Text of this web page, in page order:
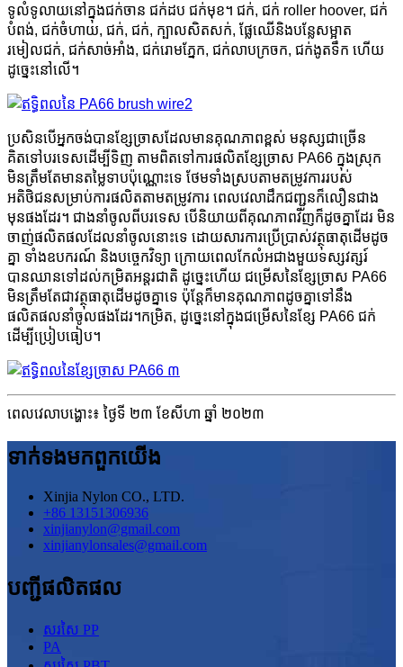
ទូលំទូលាយនៅក្នុងជក់ចាន ជក់ដប ជក់មុខ។ ជក់, ជក់ roller hoover, ជក់
បំពង់, ជក់ចំហាយ, ជក់, ជក់, ក្បាលសិតសក់, ផ្លែឈើនិងបន្លែសម្អាត
រមៀលជក់, ជក់សាច់អាំង, ជក់រោមភ្នែក, ជក់លាបក្រចក, ជក់ងូតទឹក ហើយ
ដូច្នេះនៅលើ។
ប្រសិនបើអ្នកចង់បានខ្សែច្រាសដែលមានគុណភាពខ្ពស់ មនុស្សជាច្រើន
គិតទៅបរទេសដើម្បីទិញ តាមពិតទៅការផលិតខ្សែច្រាស PA66 ក្នុងស្រុក
មិនត្រឹមតែមានតម្លៃទាបប៉ុណ្ណោះទេ ថែមទាំងស្របតាមតម្រូវការរបស់
អតិថិជនសម្រាប់ការផលិតតាមតម្រូវការ ពេលវេលាដឹកជញ្ជូនក៏លឿនជាង
មុនផងដែរ។ ជាងនាំចូលពីបរទេស បើនិយាយពីគុណភាពវិញក៏ដូចគ្នាដែរ មិន
ចាញ់ផលិតផលដែលនាំចូលនោះទេ ដោយសារការប្រើប្រាស់វត្ថុធាតុដើមដូច
គ្នា ទាំងឧបករណ៍ និងបច្ចេកវិទ្យា ក្រោយពេលកែលំអជាងមួយទស្សវត្សរ៍
បានឈានទៅដល់កម្រិតអន្តរជាតិ ដូច្នេះហើយ ជម្រើសនៃខ្សែច្រាស PA66
មិនត្រឹមតែជាវត្ថុធាតុដើមដូចគ្នាទេ ប៉ុន្តែក៏មានគុណភាពដូចគ្នាទៅនឹង
ផលិតផលនាំចូលផងដែរ។កម្រិត, ដូច្នេះនៅក្នុងជម្រើសនៃខ្សែ PA66 ជក់
ដើម្បីប្រៀបធៀប។
ពេលវេលាបង្ហោះ៖ ថ្ងៃទី ២៣ ខែសីហា ឆ្នាំ ២០២៣
ទាក់ទង​មក​ពួក​យើង
Xinjia Nylon CO., LTD.
+86 13151306936
xinjianylon@gmail.com
xinjianylonsales@gmail.com
បញ្ជីផលិតផល
សរសៃ PP
PA